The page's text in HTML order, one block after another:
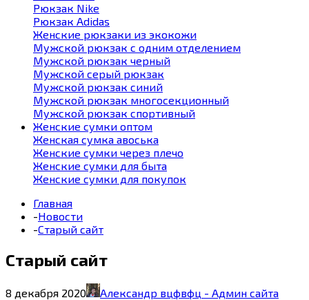
Рюкзак Nike
Рюкзак Adidas
Женские рюкзаки из экокожи
Мужской рюкзак с одним отделением
Мужской рюкзак черный
Мужской серый рюкзак
Мужской рюкзак синий
Мужской рюкзак многосекционный
Мужской рюкзак спортивный
Женские сумки оптом
Женская сумка авоська
Женские сумки через плечо
Женские сумки для быта
Женские сумки для покупок
Главная
-Новости
-Старый сайт
Старый сайт
8 декабря 2020
Александр вцфвфц - Админ сайта